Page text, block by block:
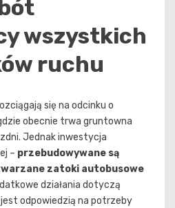
wszystkich
ruchu
się na odcinku o
obecnie trwa gruntowna
Jednak inwestycja
– przebudowywane są
zatoki autobusowe
działania dotyczą
odpowiedzią na potrzeby